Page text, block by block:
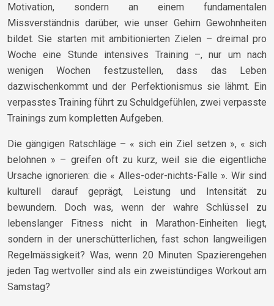
Motivation, sondern an einem fundamentalen
Missverständnis darüber, wie unser Gehirn Gewohnheiten
bildet. Sie starten mit ambitionierten Zielen – dreimal pro
Woche eine Stunde intensives Training –, nur um nach
wenigen Wochen festzustellen, dass das Leben
dazwischenkommt und der Perfektionismus sie lähmt. Ein
verpasstes Training führt zu Schuldgefühlen, zwei verpasste
Trainings zum kompletten Aufgeben.
Die gängigen Ratschläge – « sich ein Ziel setzen », « sich
belohnen » – greifen oft zu kurz, weil sie die eigentliche
Ursache ignorieren: die « Alles-oder-nichts-Falle ». Wir sind
kulturell darauf geprägt, Leistung und Intensität zu
bewundern. Doch was, wenn der wahre Schlüssel zu
lebenslanger Fitness nicht in Marathon-Einheiten liegt,
sondern in der unerschütterlichen, fast schon langweiligen
Regelmässigkeit? Was, wenn 20 Minuten Spazierengehen
jeden Tag wertvoller sind als ein zweistündiges Workout am
Samstag?